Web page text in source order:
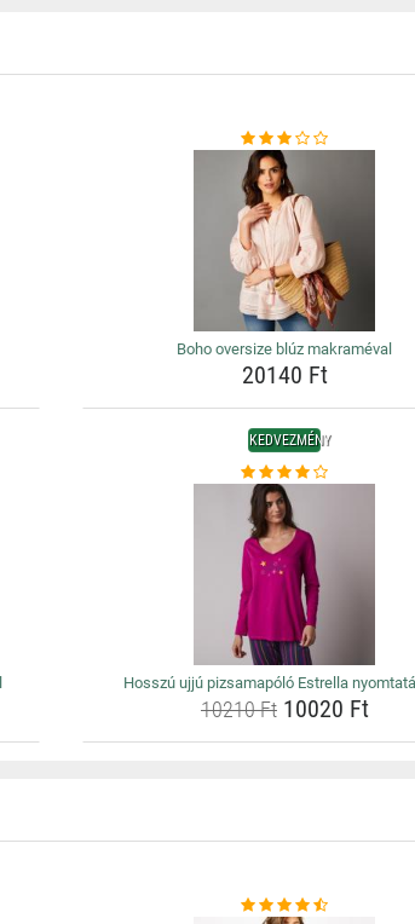
Boho oversize blúz makraméval
20140 Ft
KEDVEZMÉNY
Hosszú ujjú pizsamapóló Estrella
10210 Ft10020 Ft